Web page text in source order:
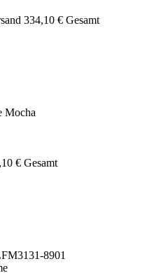
334,10 € Gesamt
Mocha
€ Gesamt
8901